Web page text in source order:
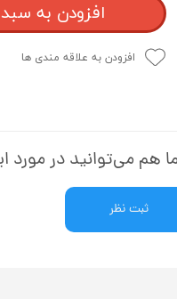
افزودن به
افزودن به علاقه مندی ها
هم می‌توانید در مورد
ثبت نظر